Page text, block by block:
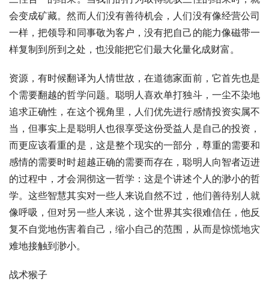
会变成矿藏。然而人们没有善待机会，人们没有像经营公司
一样，把领导和同事敬为客户，没有把自己的能力像磁带一
样复制到所到之处，也没能把它们最大化量化成财富。
资源，有时候翻译为人情世故，在道德家面前，它首先也是
个需要翻越的哲学问题。聪明人喜欢单打独斗，一尘不染地
追求正确性，在这个视角里，人们优先进行感情投资实属不
当，但事实上是聪明人也很享受这份受益人是自己的投资，
而更应该看重的是，这是整个现实的一部分，尊重的需要和
感情的需要时时超越正确的需要而存在，聪明人向智者迈进
的过程中，才会洞彻这一哲学：这是个讲述个人的渺小的哲
学。这些智慧其实对一些人来说自然不过，他们善待别人就
像呼吸，但对另一些人来说，这个世界其实很难信任，他反
复不自觉地伤害着自己，缩小自己的范围，从而是惊慌地灾
难地接触到渺小。
战术猴子